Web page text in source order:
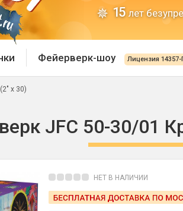
15 лет
батареи
Фейерверк-шоу Лицензия
х 30)
JFC 50-30/01
НЕТ В НАЛИЧИИ